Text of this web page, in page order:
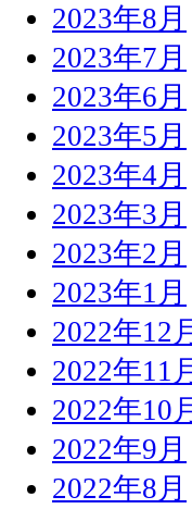
2023年8月
2023年7月
2023年6月
2023年5月
2023年4月
2023年3月
2023年2月
2023年1月
2022年12月
2022年11月
2022年10月
2022年9月
2022年8月